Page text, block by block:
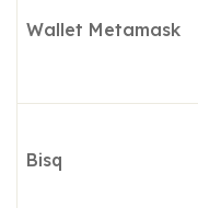
Wallet Metamask
Bisq